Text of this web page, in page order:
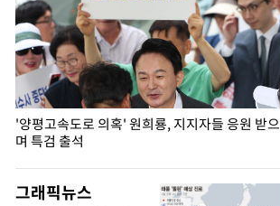
'양평고속도로 의혹' 원희룡, 지지자들 응원 받으
며 특검 출석
그래픽뉴스